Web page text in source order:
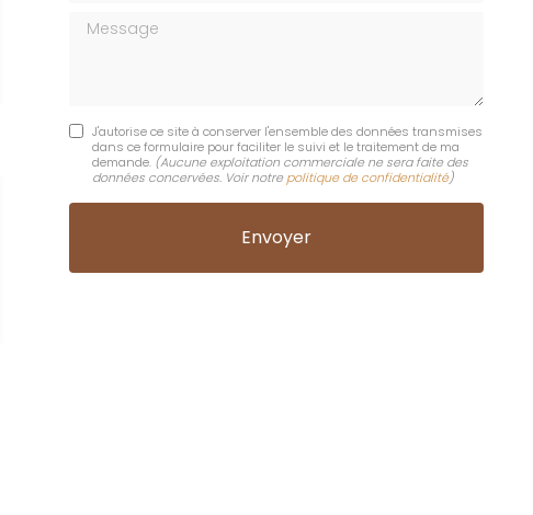
Message
J'autorise ce site à conserver l'ensemble des données transmises
dans ce formulaire pour faciliter le suivi et le traitement de ma
demande. (Aucune exploitation commerciale ne sera faite des
données concervées. Voir notre politique de confidentialité)